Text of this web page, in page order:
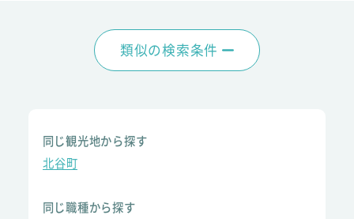
類似の検索条件
同じ観光地から探す
北谷町
同じ職種から探す